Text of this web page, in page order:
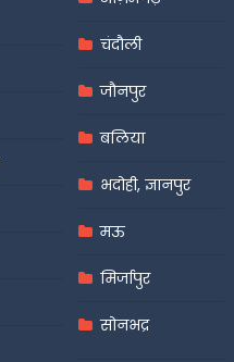
चंदौली
जौनपुर
बलिया
भदोही, ज्ञानपुर
मऊ
मिर्जापुर
सोनभद्र